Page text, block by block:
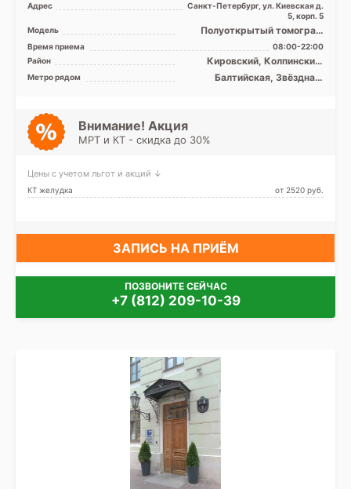
Адрес
Санкт-Петербург, ул. Киевская д.
5, корп. 5
Модель
Полуоткрытый томограф
МРТ SIGNA Voyager 1.5 Тесла,
КТ Revolution EVO 1 ...
Время приема
08:00-22:00
Район
Кировский, Колпинский,
Московский, Невский,
Пушкинский, Фрунзенский,
Метро рядом
Балтийская, Звёздная,
институт, Фрунзенская,
Внимание! Акция
МРТ и КТ - скидка до 30%
Цены с учетом льгот и акций ↓
КТ желудка от 2520 pуб.
ЗАПИСЬ НА ПРИЁМ
ПОЗВОНИТЕ СЕЙЧАС
+7 (812) 209-10-39